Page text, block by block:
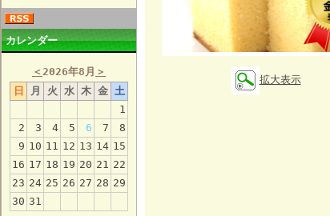
カレンダー
＜2026年8月 ＞
日
月 火 水 木 金 土
1
2
3 4 5 6 7
8
9 10 11 12 13 14 15
16 17 18 19 20 21 22
23 24 25 26 27 28 29
30 31
拡大表示